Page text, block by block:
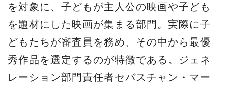
を対象に、子どもが主人公の映画や子ども
を題材にした映画が集まる部門。実際に子
どもたちが審査員を務め、その中から最優
秀作品を選定するのが特徴である。ジェネ
レーション部門責任者セバスチャン・マー